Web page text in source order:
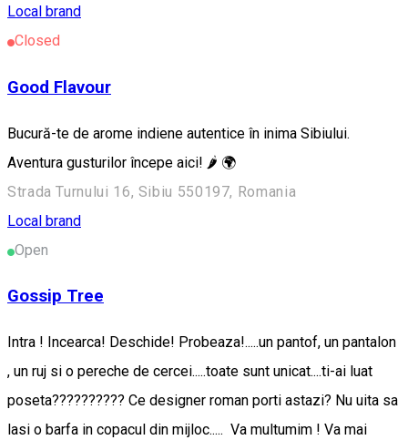
Local brand
Closed
Good Flavour
Bucură-te de arome indiene autentice în inima Sibiului.
Aventura gusturilor începe aici! 🌶️ 🌍
Strada Turnului 16, Sibiu 550197, Romania
Local brand
Open
Gossip Tree
Intra ! Incearca! Deschide! Probeaza!.....un pantof, un pantalon
, un ruj si o pereche de cercei.....toate sunt unicat....ti-ai luat
poseta?????????? Ce designer roman porti astazi? Nu uita sa
lasi o barfa in copacul din mijloc..... Va multumim ! Va mai